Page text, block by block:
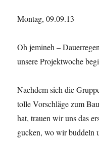
Montag, 09.09.13
Oh jemineh –
unsere Projektwoche
Nachdem sich die
tolle Vorschläge zum
hat, trauen wir uns das
gucken, wo wir buddeln